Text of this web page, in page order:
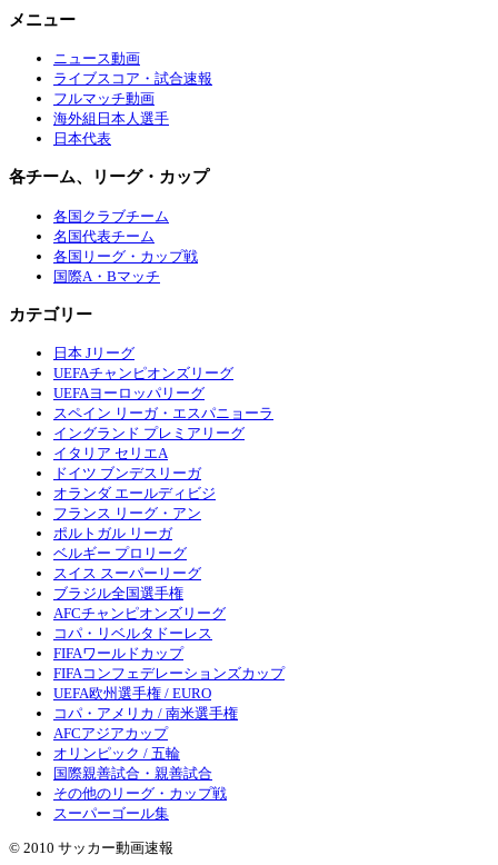
メニュー
ニュース動画
ライブスコア・試合速報
フルマッチ動画
海外組日本人選手
日本代表
各チーム、リーグ・カップ
各国クラブチーム
名国代表チーム
各国リーグ・カップ戦
国際A・Bマッチ
カテゴリー
日本 Jリーグ
UEFAチャンピオンズリーグ
UEFAヨーロッパリーグ
スペイン リーガ・エスパニョーラ
イングランド プレミアリーグ
イタリア セリエA
ドイツ ブンデスリーガ
オランダ エールディビジ
フランス リーグ・アン
ポルトガル リーガ
ベルギー プロリーグ
スイス スーパーリーグ
ブラジル全国選手権
AFCチャンピオンズリーグ
コパ・リベルタドーレス
FIFAワールドカップ
FIFAコンフェデレーションズカップ
UEFA欧州選手権 / EURO
コパ・アメリカ / 南米選手権
AFCアジアカップ
オリンピック / 五輪
国際親善試合・親善試合
その他のリーグ・カップ戦
スーパーゴール集
© 2010 サッカー動画速報